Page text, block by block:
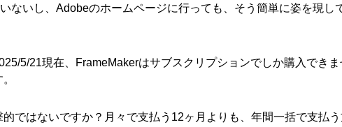
ないし、Adobeのホームページに行っても、そう簡単に姿を現し
5/21現在、FrameMakerはサブスクリプションでしか購入でき
的ではないですか？月々で支払う12ヶ月よりも、年間一括で支払